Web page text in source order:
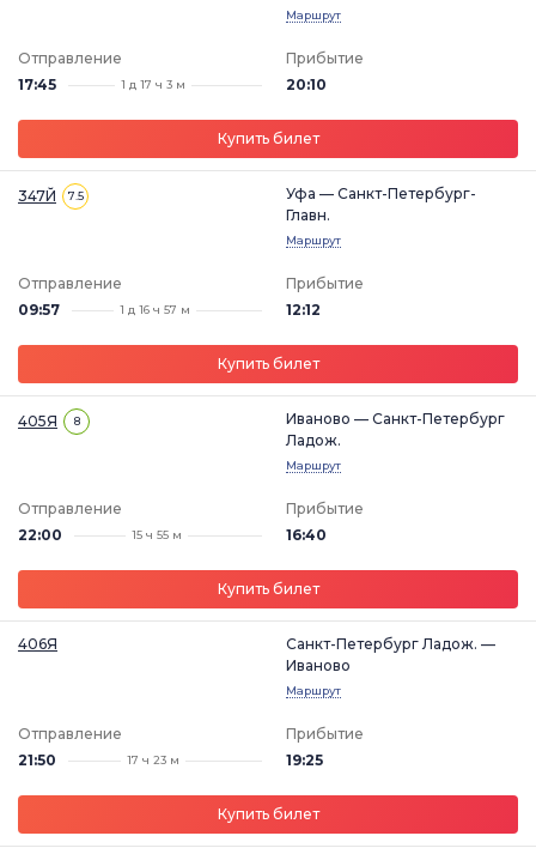
Маршрут
Отправление
17:45
1 д 17 ч 3 м
Прибытие
20:10
Купить билет
347Й 7.5
Уфа — Санкт-Петербург-
Главн.
Маршрут
Отправление
09:57
1 д 16 ч 57 м
Прибытие
12:12
Купить билет
405Я 8
Иваново — Санкт-Петербург
Ладож.
Маршрут
Отправление
22:00
15 ч 55 м
Прибытие
16:40
Купить билет
406Я
Санкт-Петербург Ладож. —
Иваново
Маршрут
Отправление
21:50
17 ч 23 м
Прибытие
19:25
Купить билет